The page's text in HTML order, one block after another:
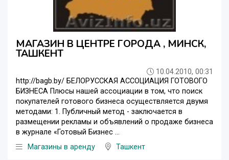
МАГАЗИН В ЦЕНТРЕ ГОРОДА , МИНСК,
ТАШКЕНТ
10.04.2010, 00:31
http://bagb.by/ БЕЛОРУССКАЯ АССОЦИАЦИЯ ГОТОВОГО
БИЗНЕСА Плюсы нашей ассоциации в том, что поиск
покупателей готового бизнеса осуществляется двумя
методами: 1. Публичный метод - заключается в
размещении рекламы и объявлений о продаже бизнеса
в журнале «Готовый Бизнес ...
Магазины в аренду
Ташкент